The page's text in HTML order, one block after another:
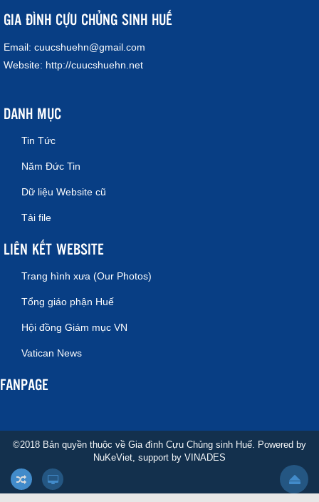
GIA ĐÌNH CỰU CHỦNG SINH HUẾ
Email: cuucshuehn@gmail.com
Website: http://cuucshuehn.net
DANH MỤC
Tin Tức
Năm Đức Tin
Dữ liệu Website cũ
Tải file
LIÊN KẾT WEBSITE
Trang hình xưa (Our Photos)
Tổng giáo phận Huế
Hội đồng Giám mục VN
Vatican News
FANPAGE
©2018 Bản quyền thuộc về Gia đình Cựu Chủng sinh Huế. Powered by
NuKeViet , support by VINADES